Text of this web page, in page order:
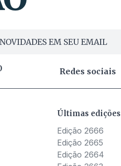
EM SEU EMAIL
Redes sociais
Últimas edições
Edição 2666
Edição 2665
Edição 2664